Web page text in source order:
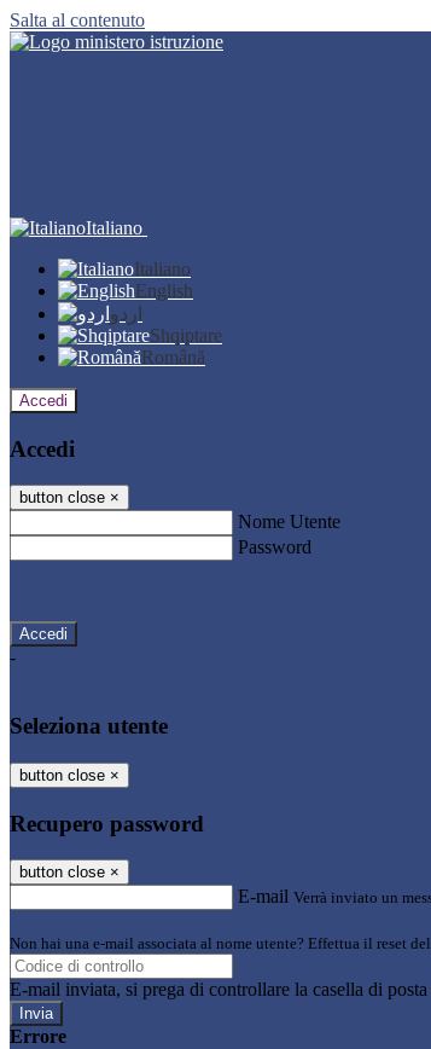
Salta al contenuto
Italiano
Italiano
English
اردو
Shqiptare
Română
Accedi
Accedi
button close ×
Nome Utente
Password
-
Seleziona utente
button close ×
Recupero password
button close ×
E-mail Verrà inviato un
Non hai una e-mail associata al nome utente? Effettua il reset
E-mail inviata, si prega di controllare la casella di
Errore